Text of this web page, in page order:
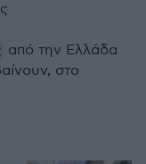
από την Ελλάδα
στο